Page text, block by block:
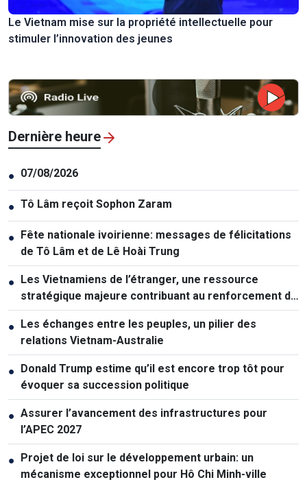
Le Vietnam mise sur la propriété intellectuelle pour
stimuler l’innovation des jeunes
Dernière heure
● 07/08/2026
● Tô Lâm reçoit Sophon Zaram
●
Fête nationale ivoirienne: messages de félicitations
de Tô Lâm et de Lê Hoài Trung
●
Les Vietnamiens de l’étranger, une ressource
stratégique majeure contribuant au renforcement de
la puissance nationale
●
Les échanges entre les peuples, un pilier des
relations Vietnam-Australie
●
Donald Trump estime qu’il est encore trop tôt pour
évoquer sa succession politique
● Assurer l’avancement des infrastructures pour
l’APEC 2027
●
Projet de loi sur le développement urbain: un
mécanisme exceptionnel pour Hô Chi Minh-ville